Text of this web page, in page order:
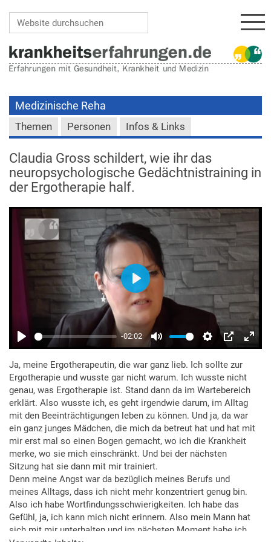
Medizinische Reha
Themen Personen Infos & Links
Claudia Gross schildert, wie ihr das
neuropsychologische Gedächtnistraining in
der Ergotherapie half.
Ja, meine Ergotherapeutin, die war ganz lieb. Ich sollte zur
Ergotherapie und wusste gar nicht warum. Ich wusste nicht
genau, was Ergotherapie ist. Stand dann da im Wartebereich
erklärt. Also wusste ich, es geht irgendwie darum, im Alltag
mit den Beeinträchtigungen leben zu können. Und ja, da war
ein ganz junges Mädchen, die mich da betreut hat und hat mit
mir erst mal so einen Bogen gemacht, wo ich die Krankheit
merke, wo sie mich einschränkt. Und bei der nächsten
Sitzung hat sie dann mit mir trainiert.
Denn meine Angst war da bezüglich meines Berufs und
meines Alltags, dass ich nicht mehr konzentriert genug bin.
Also ich habe Wortfindungsschwierigkeiten. Ich habe das
Gefühl, ja, ich kann mich nicht erinnern. Also mein Mann hat
sich mit mir unterhalten und im nächsten Moment habe ich